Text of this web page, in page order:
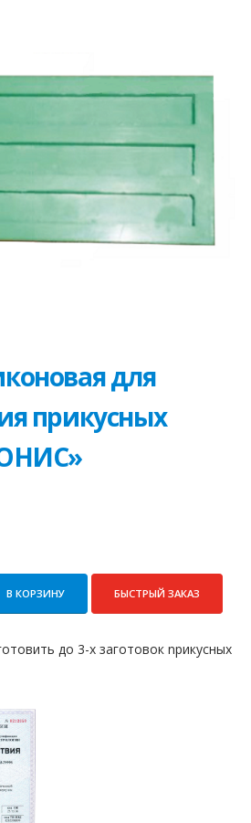
для
прикусных
В КОРЗИНУ БЫСТРЫЙ ЗАКАЗ
до 3-х заготовок nрикусных